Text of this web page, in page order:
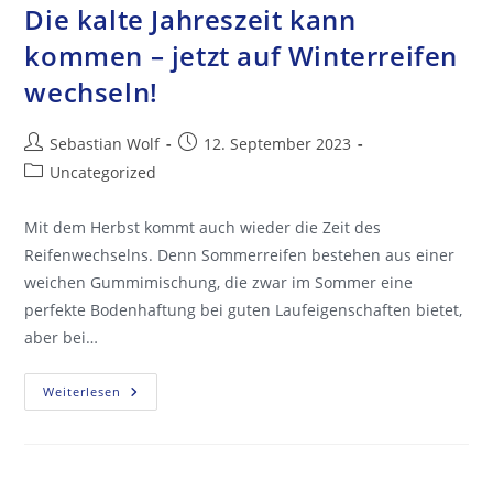
Die kalte Jahreszeit kann
kommen – jetzt auf Winterreifen
wechseln!
Beitrags-
Autor:
Sebastian Wolf
Beitrag12. September 2023
Beitrags-
Uncategorized
Mit dem Herbst kommt auch wieder die Zeit des
Reifenwechselns. Denn Sommerreifen bestehen aus einer
weichen Gummimischung, die zwar im Sommer eine
perfekte Bodenhaftung bei guten Laufeigenschaften bietet,
aber bei…
Weiterlesen Die
Kalte